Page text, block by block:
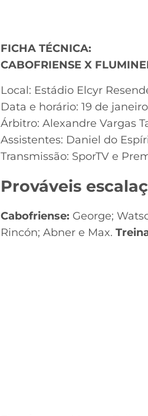
FICHA TÉCNICA:
CABOFRIENSE X
Local: Estádio Elcyr
Data e horário: 19 de
Árbitro: Alexandre Vargas
Assistentes: Daniel do
Transmissão: SporTV e
Prováveis
Cabofriense: George;
Rincón; Abner e Max.